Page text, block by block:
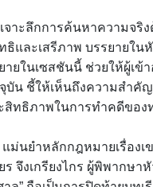
เจาะลึกการค้นหาความจ
และเสรีภาพ บรรยายใน
ายในเซสชันนี้ ช่วยให้ผู้เ
บัน ชี้ให้เห็นถึงความสำ
สิทธิภาพในการทำคดีขอ
แม่นยำหลักกฎหมายเรื่องเ
ยร จึงเกรียงไกร ผู้พิพาก